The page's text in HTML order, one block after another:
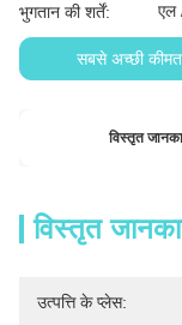
भुगतान की शर्तें: एल
सबसे अच्छी कीमत
विस्तृत
विस्तृत
उत्पत्ति के प्लेस: